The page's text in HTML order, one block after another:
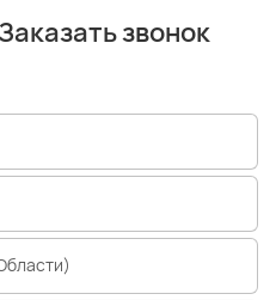
Заказать звонок